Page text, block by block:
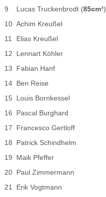
9
Lucas Truckenbrodt (85cm³)
10 Achim Kreußel
11
Elias Kreußel
12
Lennart Köhler
13
Fabian Hanf
14
Ben Reise
15
Louis Bornkessel
16
Pascal Burghard
17
Francesco Gertloff
18
Patrick Schindhelm
19
Maik Pfeffer
20
Paul Zimmermann
21
Erik Vogtmann